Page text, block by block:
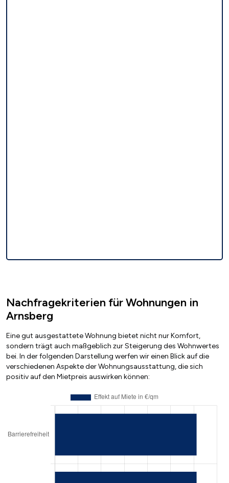
Nachfragekriterien für Wohnungen in
Arnsberg
Eine gut ausgestattete Wohnung bietet nicht nur Komfort,
sondern trägt auch maßgeblich zur Steigerung des Wohnwertes
bei. In der folgenden Darstellung werfen wir einen Blick auf die
verschiedenen Aspekte der Wohnungsausstattung, die sich
positiv auf den Mietpreis auswirken können: